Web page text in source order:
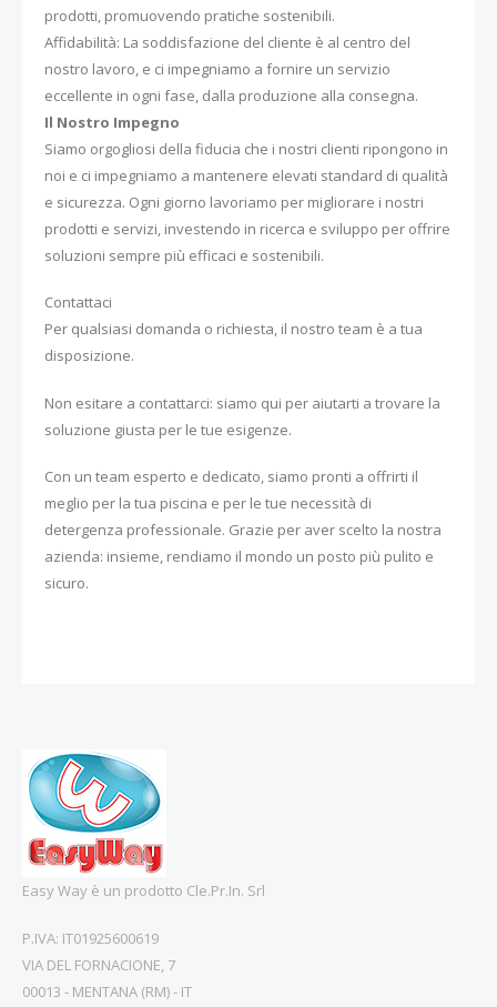
prodotti, promuovendo pratiche sostenibili.
Affidabilità: La soddisfazione del cliente è al centro del
nostro lavoro, e ci impegniamo a fornire un servizio
eccellente in ogni fase, dalla produzione alla consegna.
Il Nostro Impegno
Siamo orgogliosi della fiducia che i nostri clienti ripongono in
noi e ci impegniamo a mantenere elevati standard di qualità
e sicurezza. Ogni giorno lavoriamo per migliorare i nostri
prodotti e servizi, investendo in ricerca e sviluppo per offrire
soluzioni sempre più efficaci e sostenibili.
Contattaci
Per qualsiasi domanda o richiesta, il nostro team è a tua
disposizione.
Non esitare a contattarci: siamo qui per aiutarti a trovare la
soluzione giusta per le tue esigenze.
Con un team esperto e dedicato, siamo pronti a offrirti il
meglio per la tua piscina e per le tue necessità di
detergenza professionale. Grazie per aver scelto la nostra
azienda: insieme, rendiamo il mondo un posto più pulito e
sicuro.
Easy Way è un prodotto Cle.Pr.In. Srl
P.IVA: IT01925600619
VIA DEL FORNACIONE, 7
00013 - MENTANA (RM) - IT